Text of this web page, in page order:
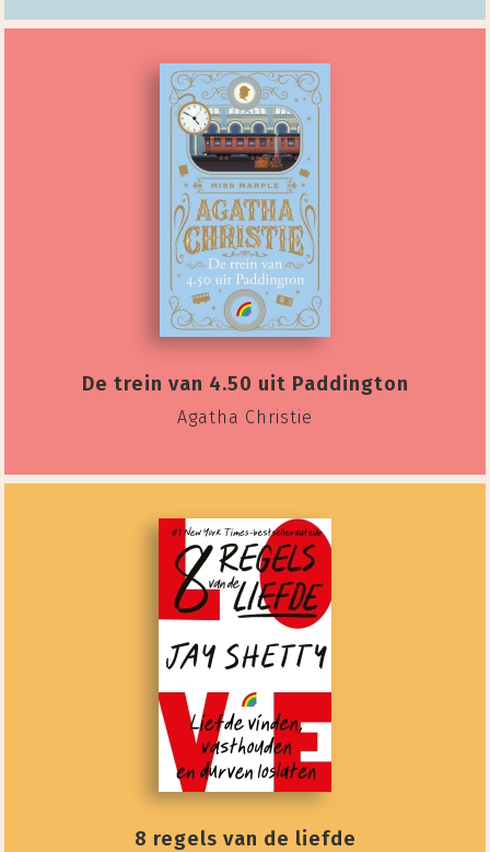
De trein van 4.50 uit Paddington
Agatha Christie
8 regels van de liefde